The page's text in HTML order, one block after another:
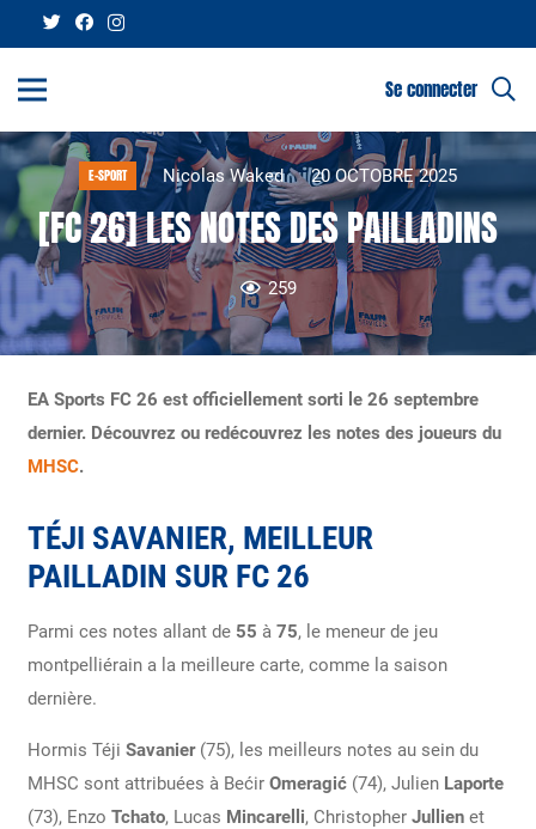
Se connecter
E-SPORT Nicolas Waked 20 OCTOBRE 2025
[FC 26] LES NOTES DES PAILLADINS
259
EA Sports FC 26 est officiellement sorti le 26 septembre
dernier. Découvrez ou redécouvrez les notes des joueurs du
MHSC.
TÉJI SAVANIER, MEILLEUR
PAILLADIN SUR FC 26
Parmi ces notes allant de 55 à75, le meneur de jeu
montpelliérain a la meilleure carte, comme la saison
dernière.
Hormis Téji Savanier(75), les meilleurs notes au sein du
MHSC sont attribuées à Bećir Omeragić(74), Julien Laporte
(73), Enzo Tchato, Lucas Mincarelli, Christopher Jullien et